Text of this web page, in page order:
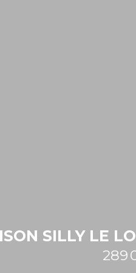
SILLY LE
289